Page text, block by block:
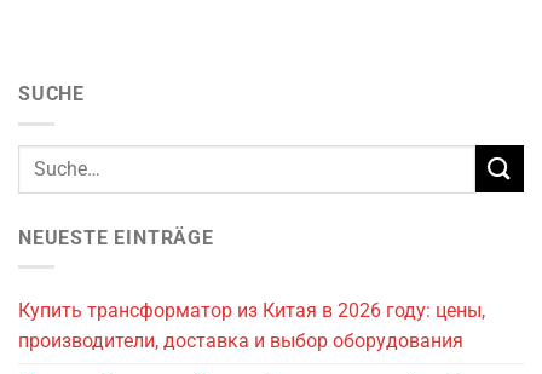
SUCHE
NEUESTE EINTRÄGE
Купить трансформатор из Китая в 2026 году: цены,
производители, доставка и выбор оборудования